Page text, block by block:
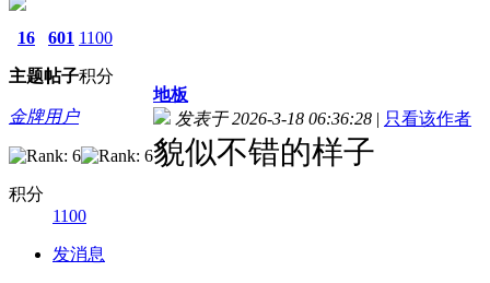
16
主题
601
帖子
1100
积分
金牌用户
积分
1100
发消息
地板
发表于 2026-3-18 06:36:28 | 只看该作者
貌似不错的样子